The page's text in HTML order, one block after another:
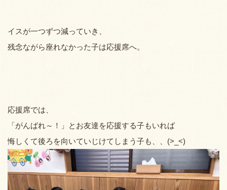
イスが一つずつ減っていき、
残念ながら座れなかった子は応援席へ。
応援席では、
「がんばれ～！」とお友達を応援する子もいれば
悔しくて後ろを向いていじけてしまう子も、、(>_<)